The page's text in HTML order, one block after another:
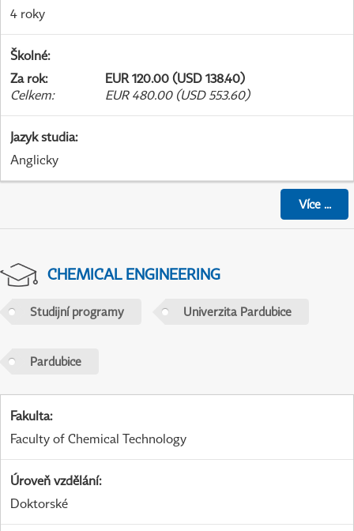
4 roky
Školné:
Za rok:
EUR 120.00 (USD 138.40)
Celkem: EUR 480.00 (USD 553.60)
Jazyk studia:
Anglicky
Více...
CHEMICAL ENGINEERING
Studijní programy Univerzita Pardubice
Pardubice
Fakulta:
Faculty of Chemical Technology
Úroveň vzdělání:
Doktorské